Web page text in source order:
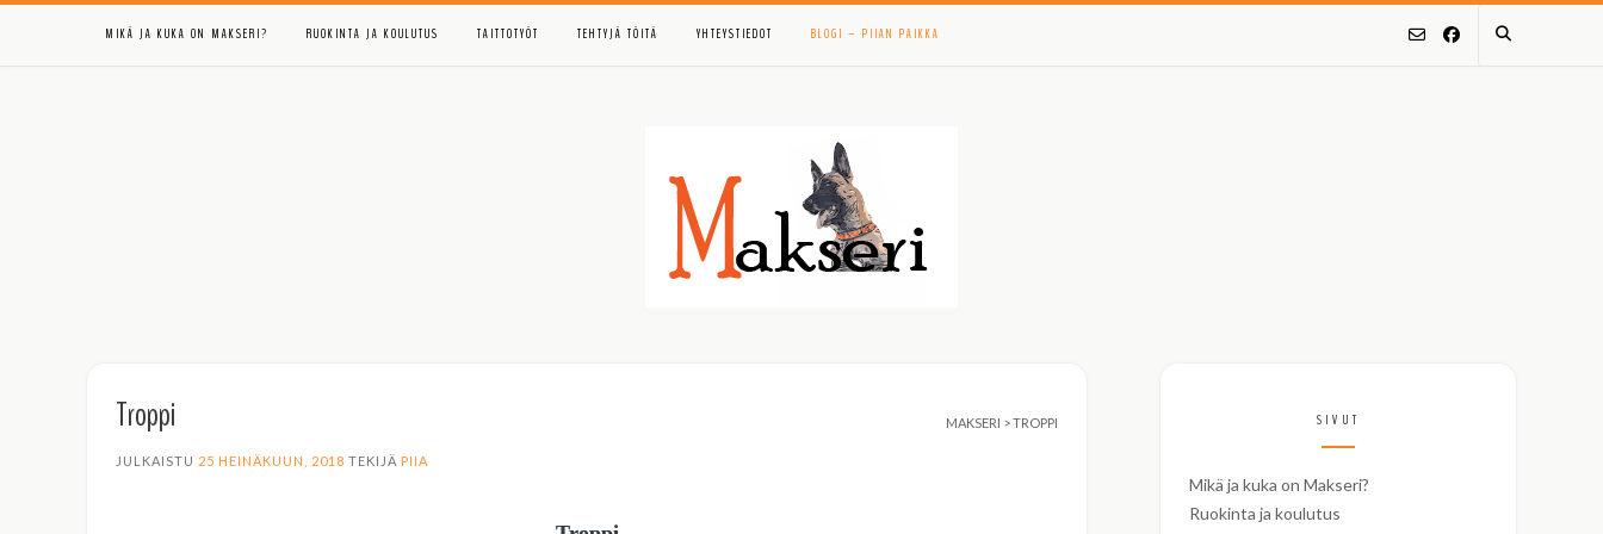
Skip
MIKÄ JA KUKA ON MAKSERI? RUOKINTA JA KOULUTUS TAITTOTYÖT TEHTYJÄ TÖITÄ YHTEYSTIEDOT BLOGI – PIIAN PAIKKA
Troppi MAKSERI >TROPPI
JULKAISTU 25 HEINÄKUUN, 2018 TEKIJÄ PIIA
SIVUT
Mikä ja kuka on Makseri?
Ruokinta ja koulutus